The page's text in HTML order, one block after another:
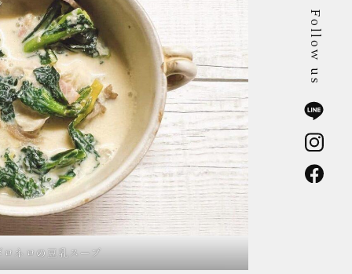
Follow us
ネロの豆乳スープ